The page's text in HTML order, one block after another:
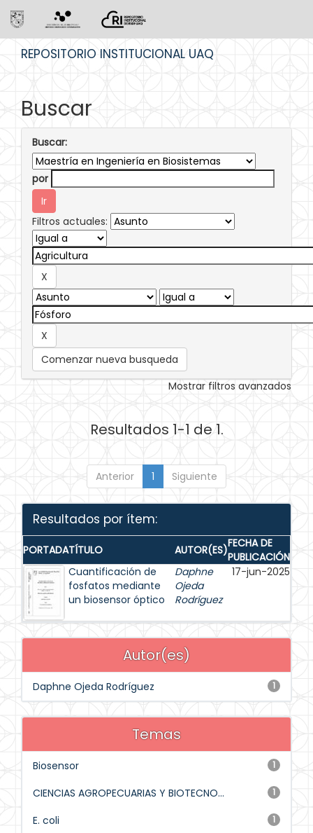
REPOSITORIO INSTITUCIONAL UAQ
Buscar
Buscar:
por
Filtros actuales:
Comenzar nueva busqueda
Mostrar filtros avanzados
Resultados 1-1 de 1.
Anterior 1 Siguiente
Resultados por ítem:
PORTADATÍTULO AUTOR(ES)FECHA DE
PUBLICACIÓN
Cuantificación de
fosfatos mediante
un biosensor óptico
Daphne
Ojeda
Rodríguez
17-jun-2025
Autor(es)
1
Daphne Ojeda Rodríguez
Temas
1
Biosensor
1
CIENCIAS AGROPECUARIAS Y BIOTECNO...
1
E. coli